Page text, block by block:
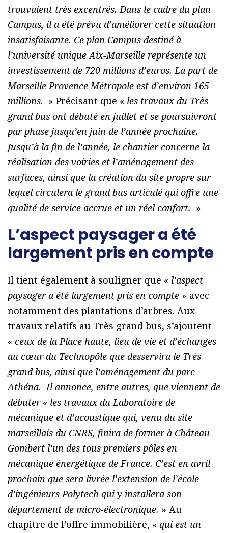
trouvaient très excentrés. Dans le cadre du plan
Campus, il a été prévu d’améliorer cette situation
insatisfaisante. Ce plan Campus destiné à
l’université unique Aix-Marseille représente un
investissement de 720 millions d’euros. La part de
Marseille Provence Métropole est d’environ 165
millions. » Précisant que « les travaux du Très
grand bus ont débuté en juillet et se poursuivront
par phase jusqu’en juin de l’année prochaine.
Jusqu’à la fin de l’année, le chantier concerne la
réalisation des voiries et l’aménagement des
surfaces, ainsi que la création du site propre sur
lequel circulera le grand bus articulé qui offre une
qualité de service accrue et un réel confort. »
L’aspect paysager a été
largement pris en compte
Il tient également à souligner que « l’aspect
paysager a été largement pris en compte » avec
notamment des plantations d’arbres. Aux
travaux relatifs au Très grand bus, s’ajoutent
« ceux de la Place haute, lieu de vie et d’échanges
au cœur du Technopôle que desservira le Très
grand bus, ainsi que l’aménagement du parc
Athéna. Il annonce, entre autres, que viennent de
débuter « les travaux du Laboratoire de
mécanique et d’acoustique qui, venu du site
marseillais du CNRS, finira de former à Château-
Gombert l’un des tous premiers pôles en
mécanique énergétique de France. C’est en avril
prochain que sera livrée l’extension de l’école
d’ingénieurs Polytech qui y installera son
département de micro-électronique. » Au
chapitre de l’offre immobilière, « qui est un